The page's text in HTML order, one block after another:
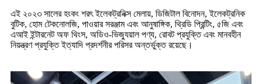
এই ২০২৩ সালের হংকং শরৎ ইলেকট্রনিক্স মেলায়, ডিজিটাল বিনোদন, ইলেকট্রনিক
বুটিক, হোম টেকনোলজি, পাওয়ার সরঞ্জাম এবং আনুষাঙ্গিক, থ্রিডি প্রিন্টিং, ৫জি এবং
এআই ইন্টারনেট অফ থিংস, অডিও-ভিজ্যুয়াল পণ্য, রোবট প্রযুক্তি এবং মানবহীন
নিয়ন্ত্রণ প্রযুক্তি ইত্যাদি প্রদর্শনীর পরিসর অন্তর্ভুক্ত রয়েছে।